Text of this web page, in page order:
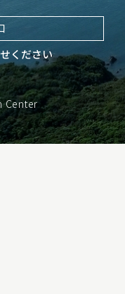
ください
Center